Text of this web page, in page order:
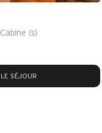
Cabine (s)
LE SÉJOUR